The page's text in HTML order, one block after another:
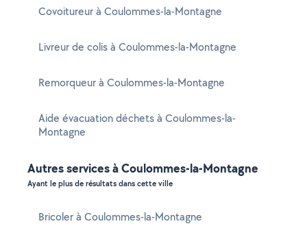
Covoitureur à Coulommes-la-Montagne
Livreur de colis à Coulommes-la-Montagne
Remorqueur à Coulommes-la-Montagne
Aide évacuation déchets à Coulommes-la-
Montagne
Autres services à Coulommes-la-Montagne
Ayant le plus de résultats dans cette ville
Bricoler à Coulommes-la-Montagne